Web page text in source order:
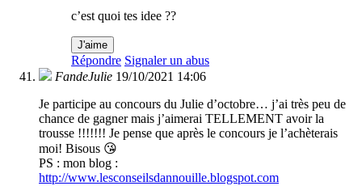
c’est quoi tes idee ??
J'aime
Répondre Signaler un abus
FandeJulie 19/10/2021 14:06
Je participe au concours du Julie d’octobre… j’ai très peu de
chance de gagner mais j’aimerai TELLEMENT avoir la
trousse !!!!!!! Je pense que après le concours je l’achèterais
moi! Bisous 😘
PS : mon blog :
http://www.lesconseilsdannouille.blogspot.com